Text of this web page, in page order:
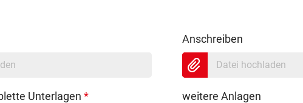
Anschreiben
Datei hochladen
Unterlagen * weitere Anlagen